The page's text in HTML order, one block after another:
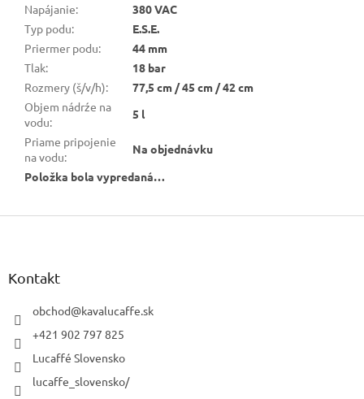
Napájanie:
380 VAC
Typ podu:
E.S.E.
Priermer podu:
44 mm
Tlak:
18 bar
Rozmery (š/v/h):
77,5 cm / 45 cm / 42 cm
Objem nádrźe na
vodu:
5 l
Priame pripojenie
na vodu:
Na objednávku
Položka bola vypredaná…
Z
Kontakt
obchod@kavalucaffe.sk
+421 902 797 825
Lucaffé Slovensko
lucaffe_slovensko/